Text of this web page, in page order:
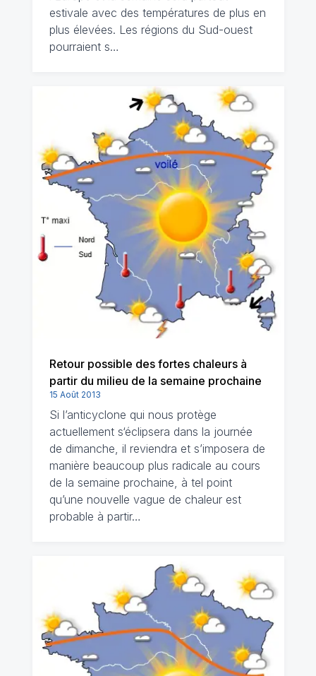
estivale avec des températures de plus en
plus élevées. Les régions du Sud-ouest
pourraient s…
Retour possible des fortes chaleurs à
partir du milieu de la semaine prochaine
15 Août 2013
Si l’anticyclone qui nous protège
actuellement s‘éclipsera dans la journée
de dimanche, il reviendra et s’imposera de
manière beaucoup plus radicale au cours
de la semaine prochaine, à tel point
qu’une nouvelle vague de chaleur est
probable à partir…